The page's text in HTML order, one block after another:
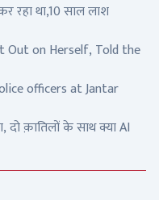
रहा था,10 साल लाश
Out on Herself, Told the
officers at Jantar
दो क़ातिलों के साथ क्या AI